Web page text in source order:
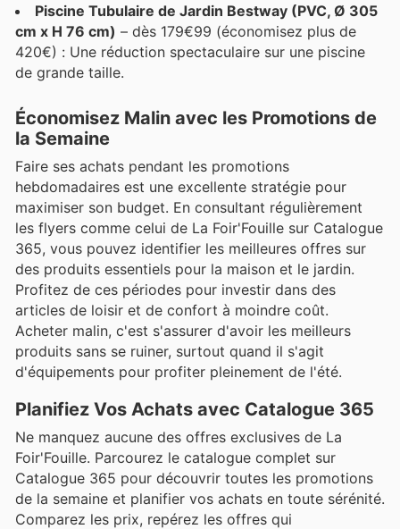
Piscine Tubulaire de Jardin Bestway (PVC, Ø 305
cm x H 76 cm) – dès 179€99 (économisez plus de
420€) : Une réduction spectaculaire sur une piscine
de grande taille.
Économisez Malin avec les Promotions de
la Semaine
Faire ses achats pendant les promotions
hebdomadaires est une excellente stratégie pour
maximiser son budget. En consultant régulièrement
les flyers comme celui de La Foir'Fouille sur Catalogue
365, vous pouvez identifier les meilleures offres sur
des produits essentiels pour la maison et le jardin.
Profitez de ces périodes pour investir dans des
articles de loisir et de confort à moindre coût.
Acheter malin, c'est s'assurer d'avoir les meilleurs
produits sans se ruiner, surtout quand il s'agit
d'équipements pour profiter pleinement de l'été.
Planifiez Vos Achats avec Catalogue 365
Ne manquez aucune des offres exclusives de La
Foir'Fouille. Parcourez le catalogue complet sur
Catalogue 365 pour découvrir toutes les promotions
de la semaine et planifier vos achats en toute sérénité.
Comparez les prix, repérez les offres qui